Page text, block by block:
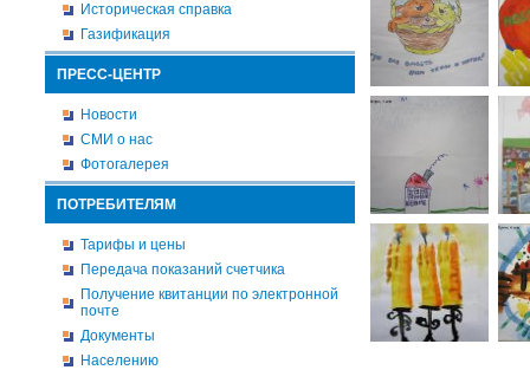
Историческая справка
Газификация
ПРЕСС-ЦЕНТР
Новости
СМИ о нас
Фотогалерея
ПОТРЕБИТЕЛЯМ
Тарифы и цены
Передача показаний счетчика
Получение квитанции по электронной
почте
Документы
Населению